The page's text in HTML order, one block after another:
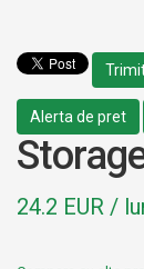
Alerta de pret
24.2 EUR /